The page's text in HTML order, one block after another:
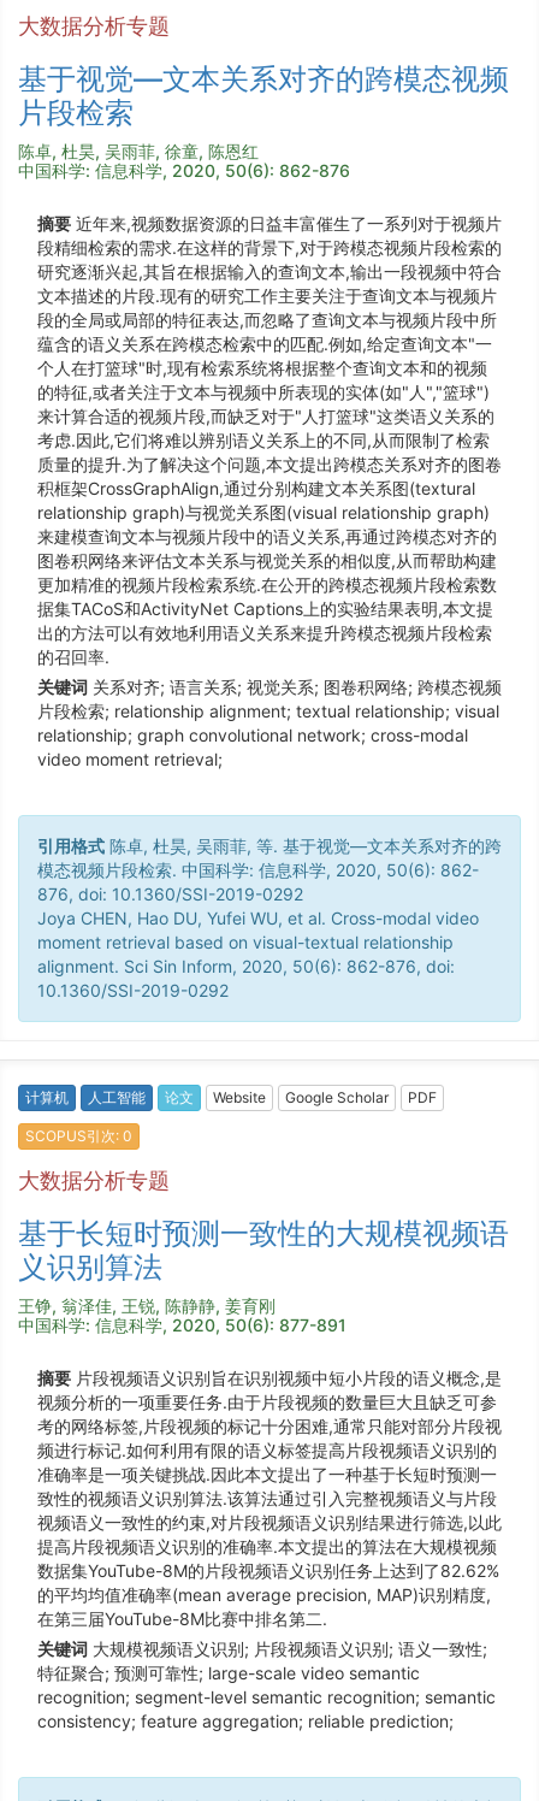
大数据分析专题
基于视觉—文本关系对齐的跨模态视频
片段检索
陈卓, 杜昊, 吴雨菲, 徐童, 陈恩红
中国科学: 信息科学, 2020, 50(6): 862-876
摘要 近年来,视频数据资源的日益丰富催生了一系列对于视频片
段精细检索的需求.在这样的背景下,对于跨模态视频片段检索的
研究逐渐兴起,其旨在根据输入的查询文本,输出一段视频中符合
文本描述的片段.现有的研究工作主要关注于查询文本与视频片
段的全局或局部的特征表达,而忽略了查询文本与视频片段中所
蕴含的语义关系在跨模态检索中的匹配.例如,给定查询文本"一
个人在打篮球"时,现有检索系统将根据整个查询文本和的视频
的特征,或者关注于文本与视频中所表现的实体(如"人","篮球")
来计算合适的视频片段,而缺乏对于"人打篮球"这类语义关系的
考虑.因此,它们将难以辨别语义关系上的不同,从而限制了检索
质量的提升.为了解决这个问题,本文提出跨模态关系对齐的图卷
积框架CrossGraphAlign,通过分别构建文本关系图(textural
relationship graph)与视觉关系图(visual relationship graph)
来建模查询文本与视频片段中的语义关系,再通过跨模态对齐的
图卷积网络来评估文本关系与视觉关系的相似度,从而帮助构建
更加精准的视频片段检索系统.在公开的跨模态视频片段检索数
据集TACoS和ActivityNet Captions上的实验结果表明,本文提
出的方法可以有效地利用语义关系来提升跨模态视频片段检索
的召回率.
关键词 关系对齐; 语言关系; 视觉关系; 图卷积网络; 跨模态视频
片段检索; relationship alignment; textual relationship; visual
relationship; graph convolutional network; cross-modal
video moment retrieval;
引用格式 陈卓, 杜昊, 吴雨菲, 等. 基于视觉—文本关系对齐的跨
模态视频片段检索. 中国科学: 信息科学, 2020, 50(6): 862-
876, doi: 10.1360/SSI-2019-0292
Joya CHEN, Hao DU, Yufei WU, et al. Cross-modal video
moment retrieval based on visual-textual relationship
alignment. Sci Sin Inform, 2020, 50(6): 862-876, doi:
10.1360/SSI-2019-0292
计算机 人工智能 论文 Website Google Scholar PDF
SCOPUS引次: 0
大数据分析专题
基于长短时预测一致性的大规模视频语
义识别算法
王铮, 翁泽佳, 王锐, 陈静静, 姜育刚
中国科学: 信息科学, 2020, 50(6): 877-891
摘要 片段视频语义识别旨在识别视频中短小片段的语义概念,是
视频分析的一项重要任务.由于片段视频的数量巨大且缺乏可参
考的网络标签,片段视频的标记十分困难,通常只能对部分片段视
频进行标记.如何利用有限的语义标签提高片段视频语义识别的
准确率是一项关键挑战.因此本文提出了一种基于长短时预测一
致性的视频语义识别算法.该算法通过引入完整视频语义与片段
视频语义一致性的约束,对片段视频语义识别结果进行筛选,以此
提高片段视频语义识别的准确率.本文提出的算法在大规模视频
数据集YouTube-8M的片段视频语义识别任务上达到了82.62%
的平均均值准确率(mean average precision, MAP)识别精度,
在第三届YouTube-8M比赛中排名第二.
关键词 大规模视频语义识别; 片段视频语义识别; 语义一致性;
特征聚合; 预测可靠性; large-scale video semantic
recognition; segment-level semantic recognition; semantic
consistency; feature aggregation; reliable prediction;